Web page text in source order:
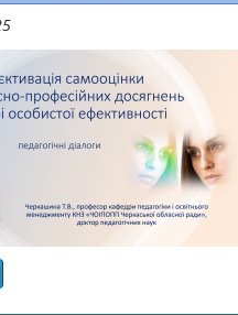
про ЗВІТ З ПРОВЕДЕННЯ